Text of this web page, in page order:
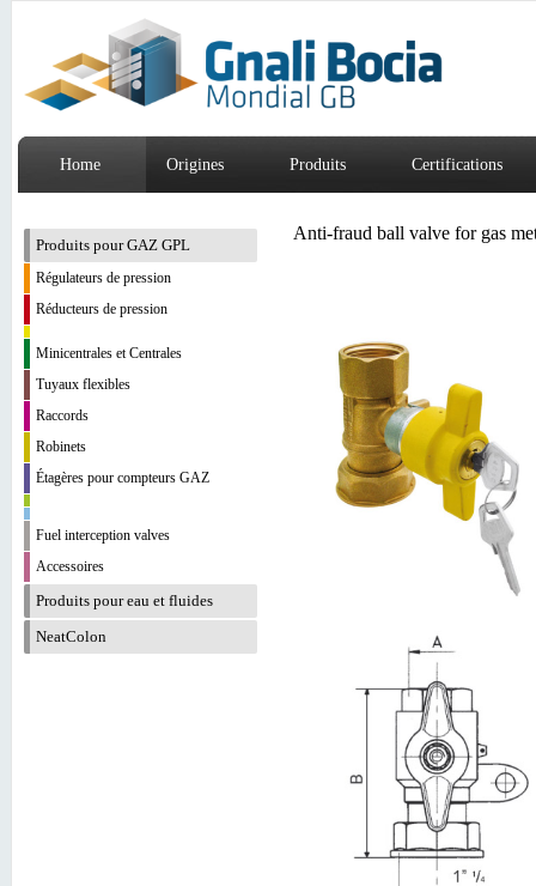
Home Origines Produits Certifications
Produits pour GAZ GPL
Régulateurs de pression
Réducteurs de pression
Minicentrales et Centrales
Tuyaux flexibles
Raccords
Robinets
Étagères pour compteurs GAZ
Fuel interception valves
Accessoires
Produits pour eau et fluides
NeatColon
Anti-fraud ball valve for gas